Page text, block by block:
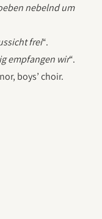
nebelnd um
frei“.
empfangen wir“.
boys’ choir.